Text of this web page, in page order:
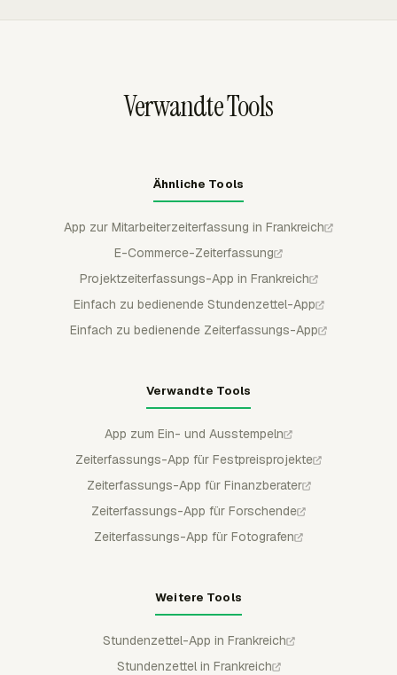
Verwandte Tools
Ähnliche Tools
App zur Mitarbeiterzeiterfassung in Frankreich
E-Commerce-Zeiterfassung
Projektzeiterfassungs-App in Frankreich
Einfach zu bedienende Stundenzettel-App
Einfach zu bedienende Zeiterfassungs-App
Verwandte Tools
App zum Ein- und Ausstempeln
Zeiterfassungs-App für Festpreisprojekte
Zeiterfassungs-App für Finanzberater
Zeiterfassungs-App für Forschende
Zeiterfassungs-App für Fotografen
Weitere Tools
Stundenzettel-App in Frankreich
Stundenzettel in Frankreich